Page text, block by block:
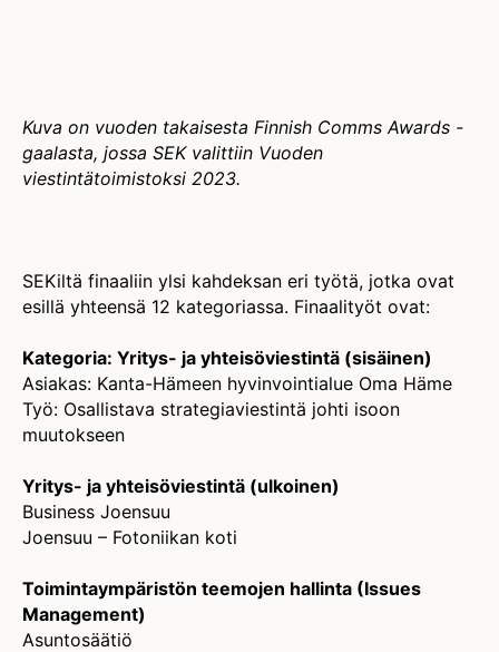
Kuva on vuoden takaisesta Finnish Comms Awards -
gaalasta, jossa SEK valittiin Vuoden
viestintätoimistoksi 2023.
SEKiltä finaaliin ylsi kahdeksan eri työtä, jotka ovat
esillä yhteensä 12 kategoriassa. Finaalityöt ovat:
Kategoria: Yritys- ja yhteisöviestintä (sisäinen)
Asiakas: Kanta-Hämeen hyvinvointialue Oma Häme
Työ: Osallistava strategiaviestintä johti isoon
muutokseen
Yritys- ja yhteisöviestintä (ulkoinen)
Business Joensuu
Joensuu – Fotoniikan koti
Toimintaympäristön teemojen hallinta (Issues
Management)
Asuntosäätiö